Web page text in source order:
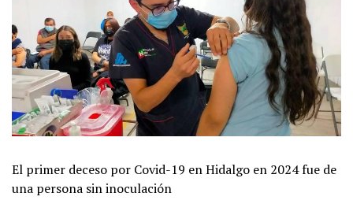
El primer deceso por Covid-19 en Hidalgo en 2024 fue de
una persona sin inoculación